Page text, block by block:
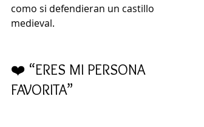
como si defendieran un castillo
medieval.
❤️ “ERES MI PERSONA
FAVORITA”